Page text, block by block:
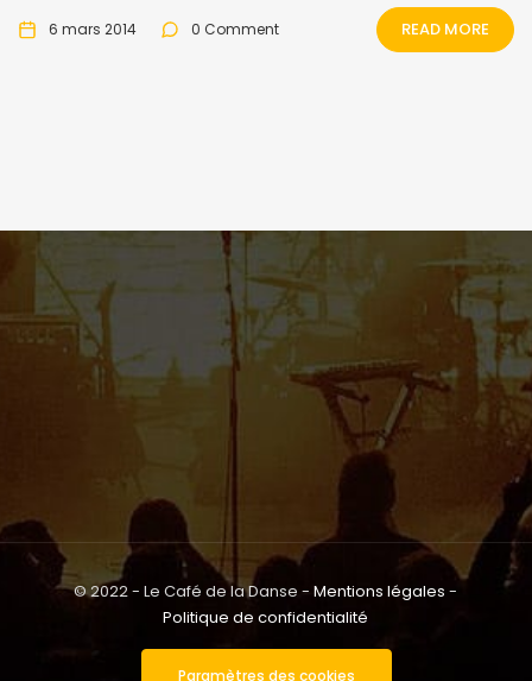
6 mars 2014 0 Comment READ MORE
© 2022 - Le Café de la Danse -Mentions légales -
Politique de confidentialité
Paramètres des cookies